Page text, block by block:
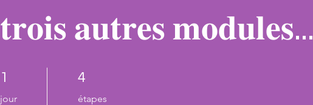
𝐭𝐫𝐨𝐢𝐬 𝐚𝐮𝐭𝐫𝐞𝐬 𝐦𝐨𝐝𝐮𝐥𝐞𝐬...
1
jour
4
étapes